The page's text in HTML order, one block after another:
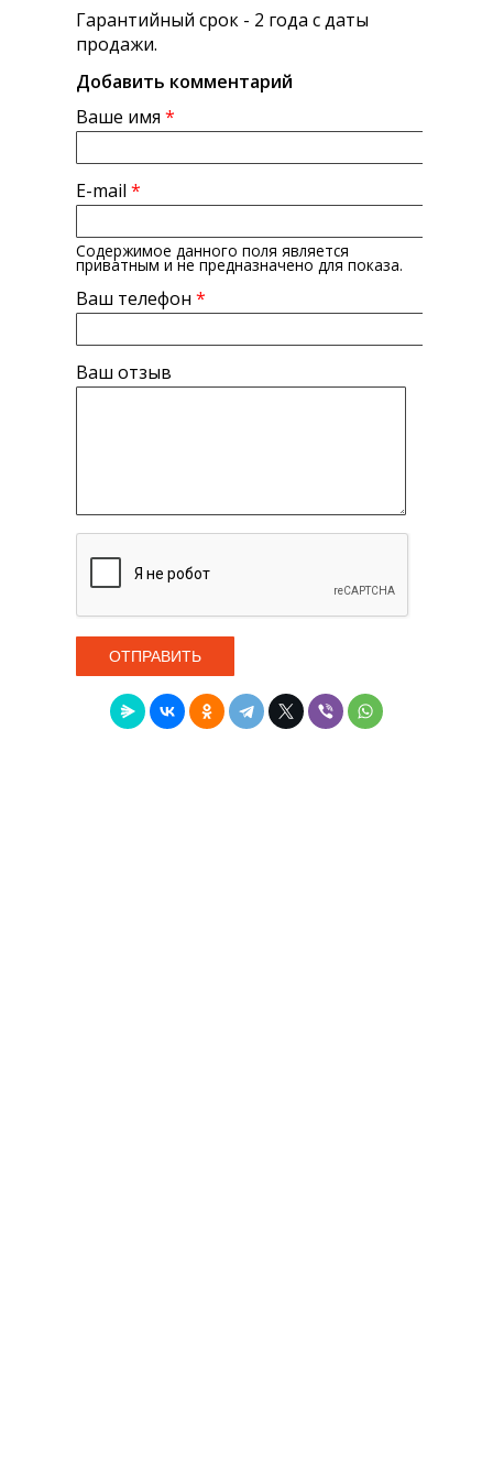
Гарантийный срок - 2 года с даты
продажи.
Добавить комментарий
Ваше имя *
E-mail *
Содержимое данного поля является
приватным и не предназначено для показа.
Ваш телефон *
Ваш отзыв